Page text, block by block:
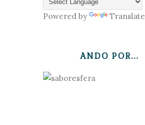
Powered by Translate
ANDO POR...